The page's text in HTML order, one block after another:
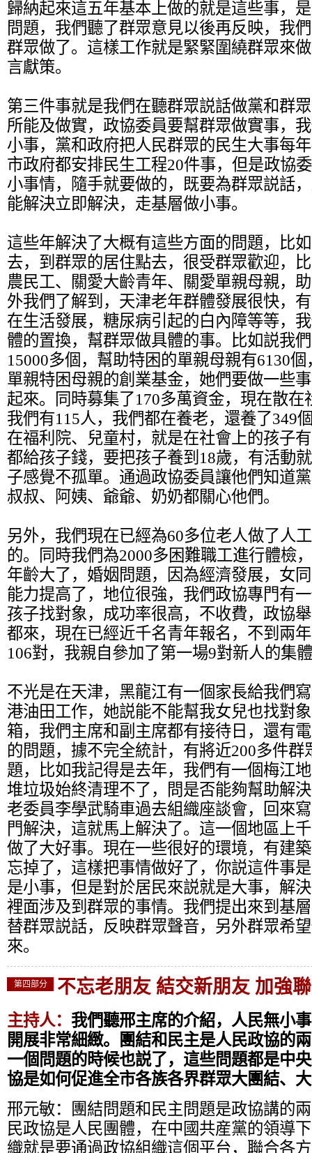
歸納起來這五年基本上做的就是這些事，
問題，我們聽了群眾意見以後再反映，我
群眾做了。這樣工作就是緊緊圍繞群眾來
言獻策。
第三件事就是我們在聽群眾説話做黨和群
所能及做實，政協委員要幫群眾做實事，
小事，黨和政府把人民群眾的民生大事每
市政府都安排民生工程20件事，但是政協
小事情，隨手就要做的，既要為群眾説話
能解決立即解決，走基層做小事。
這些年解決了大概有這些方面的問題，比
去，到群眾的居住點去，很受群眾歡迎，
農民工、關愛大齡青年、關愛單親母親，
外我們了解到，天津老年群體發展很快，
在生活發展，糖尿病引起的白內障等等，
體的置換，幫群眾做具體的事。比如説我
15000多個，幫助特困的單親母親有6130
單親特困母親的創業基金，她們要做一些
起來。同時募集了170多萬資金，現在散
我們有115人，我們都在養老，還養了349
在福利院、兒童村，就是在社會上的孩子
都給孩子錢，要把孩子養到18歲，有活動
子感覺不孤單。通過政協委員讓他們知道
叔叔、阿姨、爺爺、奶奶都關心他們。
另外，我們現在已經為60多位老人做了人
的。同時我們為2000多困難職工進行體檢
年齡大了，婚姻問題，因為經濟發展，女
能力提高了，地位很強，我們政協專門有
孩子找對象，成功率很高，不收費，政協
都來，現在已經近千名青年報名，不到兩
106對，我親自參加了第一場9對新人的集
不光是在天津，黑龍江有一個家長給我們
港油田工作，她説能不能幫我女兒也找對
箱，我們主席和副主席都有接待日，還有
的問題，據不完全統計，有將近200多件
題，比如我記得是去年，我們有一個梅江
堆垃圾始終清理不了，問是否能夠幫助解
老委員李學武騎車過去組織座談會，回來
門解決，這就馬上解決了。這一個地區上
做了大好事。現在一些很好的環境，有建
忘掉了，這樣把事情做好了，你説這件事
是小事，但是對於居民來説就是大事，解
裡面涉及到群眾的事情。我們提出來到基
替群眾説話，反映群眾聲音，另外群眾希
來。
第四部分 不忘老朋友 結交新朋友 加強
主持人： 我們聽邢主席的介紹，人民無小
開展非常細緻。團結和民主是人民政協的
一個問題的時候也説了，這些問題都是中
協是如何促進全市各族各界群眾大團結、
邢元敏：
團結問題和民主問題是政協講的
民政協是人民團體，在中國共産黨的領導
織就是要通過政協組織這個平台，聯合各